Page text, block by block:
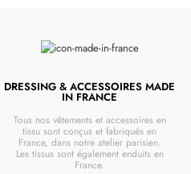
DRESSING & ACCESSOIRES MADE
IN FRANCE
Tous nos vêtements et accessoires en
tissu sont conçus et fabriqués en
France, dans notre atelier parisien.
Les tissus sont également enduits en
France.